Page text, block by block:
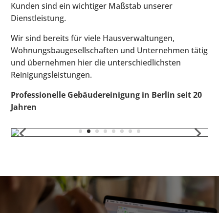
Kunden sind ein wichtiger Maßstab unserer
Dienstleistung.
Wir sind bereits für viele Hausverwaltungen,
Wohnungsbaugesellschaften und Unternehmen tätig
und übernehmen hier die unterschiedlichsten
Reinigungsleistungen.
Professionelle Gebäudereinigung in Berlin seit 20
Jahren